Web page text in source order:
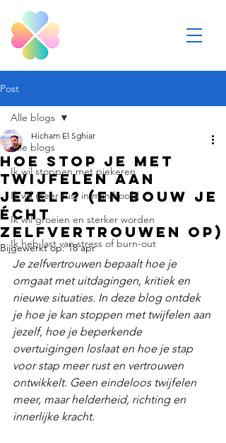
Post
Alle blogs
Ik wil stoppen met piekeren
Ik wil meer rust in mijn hoofd
Ik wil groeien en sterker worden
Ik heb last van stress of burn-out
Alle blogs
Hoe stop je met
twijfelen aan
jezelf? (en bouw je
écht
zelfvertrouwen op)
Hicham El Sghiar
Bijgewerkt op:18 apr
Je zelfvertrouwen bepaalt hoe je
omgaat met uitdagingen, kritiek en
nieuwe situaties. In deze blog ontdek
je hoe je kan stoppen met twijfelen aan
jezelf, hoe je beperkende
overtuigingen loslaat en hoe je stap
voor stap meer rust en vertrouwen
ontwikkelt. Geen eindeloos twijfelen
meer, maar helderheid, richting en
innerlijke kracht.